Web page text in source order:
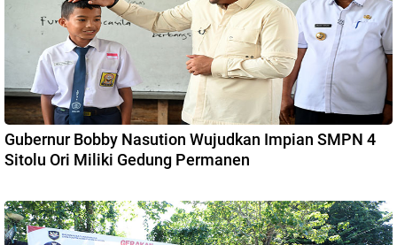
Gubernur Bobby Nasution Wujudkan Impian SMPN 4
Sitolu Ori Miliki Gedung Permanen